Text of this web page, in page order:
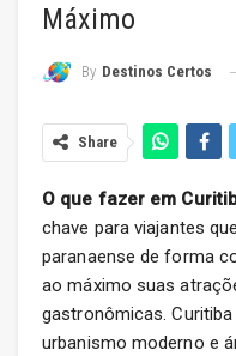
Máximo
By Destinos Certos
Share
O que fazer em
chave para viajantes
paranaense de forma
ao máximo suas
gastronômicas.
urbanismo moderno e